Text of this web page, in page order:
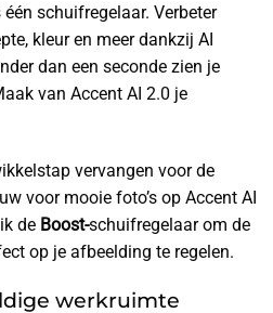
schuifregelaar. Verbeter
kleur en meer dankzij AI
dan een seconde zien je
van Accent AI 2.0 je
vervangen voor de
voor mooie foto’s op Accent AI
de Boost-schuifregelaar om de
op je afbeelding te regelen.
werkruimte